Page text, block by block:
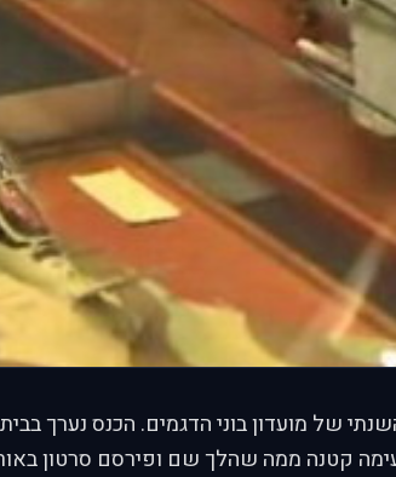
הכנס השנתי של מועדון בוני הדגמים. הכנס נערך